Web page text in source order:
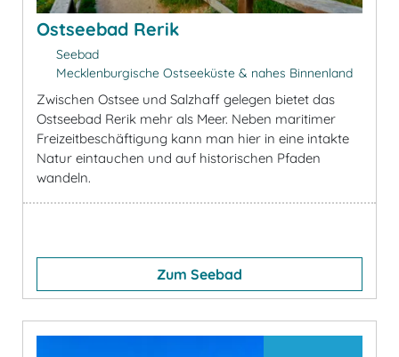
Ostseebad Rerik
Seebad
Mecklenburgische Ostseeküste & nahes Binnenland
Zwischen Ostsee und Salzhaff gelegen bietet das
Ostseebad Rerik mehr als Meer. Neben maritimer
Freizeitbeschäftigung kann man hier in eine intakte
Natur eintauchen und auf historischen Pfaden
wandeln.
Zum Seebad